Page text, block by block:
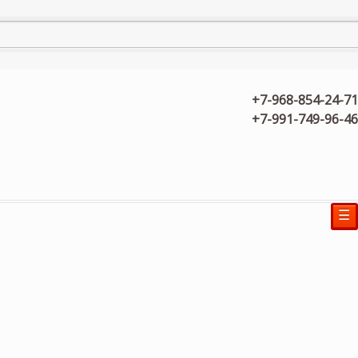
+7-968-854-24-71
+7-991-749-96-46
☰